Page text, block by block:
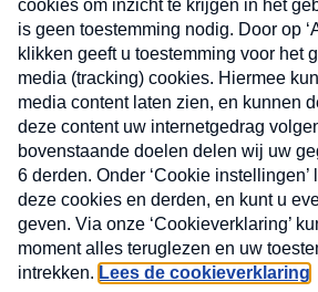
Volg ons op
Nieuwsbrief
Neem hier een gratis abonnement
Consumenten nieuwsbrief. Elke
donderdag in uw mailbox.